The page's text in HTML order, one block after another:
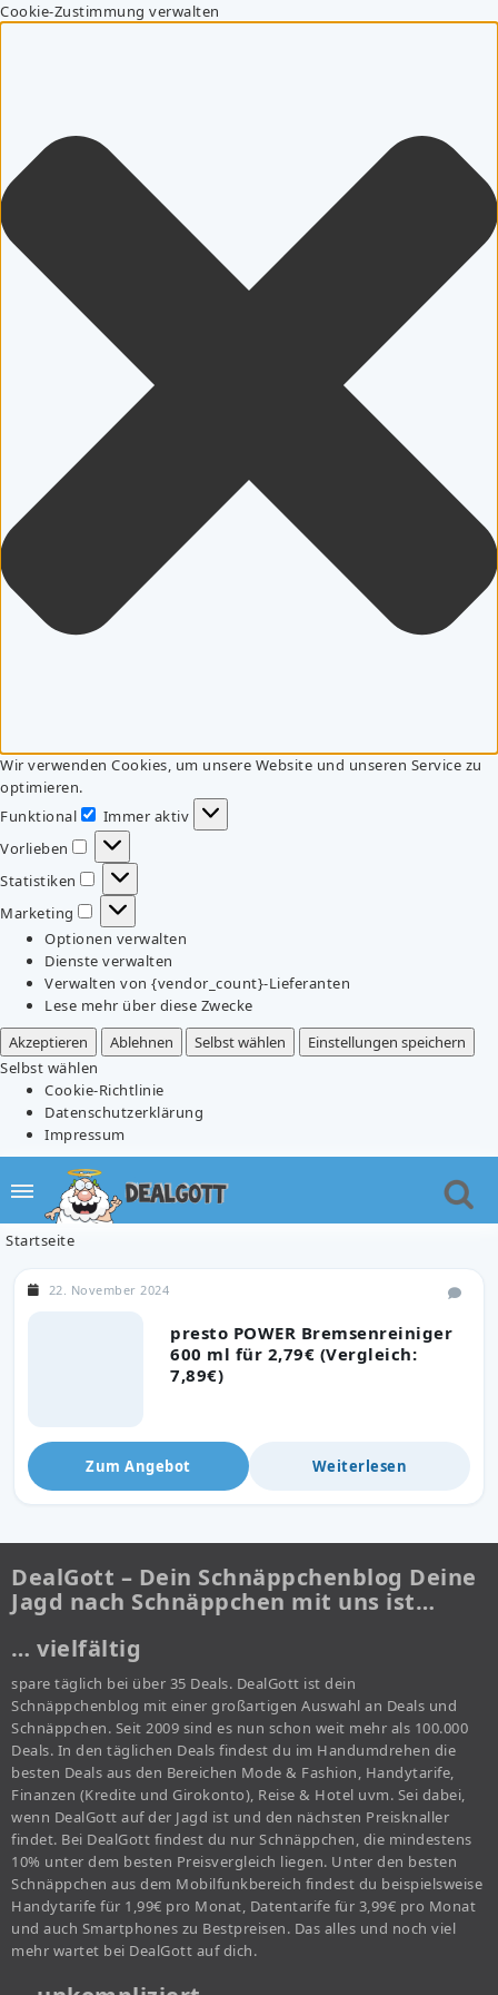
Cookie-Zustimmung verwalten
Wir verwenden Cookies, um unsere Website und unseren Service zu
optimieren.
Funktional
Funktional
Immer aktiv
Vorlieben
Vorlieben
Statistiken
Statistiken
Marketing
Marketing
Optionen verwalten
Dienste verwalten
Verwalten von {vendor_count}-Lieferanten
Lese mehr über diese Zwecke
Akzeptieren
Ablehnen Selbst wählen
Einstellungen speichern
Selbst wählen
Cookie-Richtlinie
Datenschutzerklärung
Impressum
Startseite
presto POWER Bremsenreiniger
600 ml für 2,79€ (Vergleich:
7,89€)
22. November 2024
Zum Angebot Weiterlesen
DealGott – Dein Schnäppchenblog Deine
Jagd nach Schnäppchen mit uns ist…
… vielfältig
spare täglich bei über 35 Deals. DealGott ist dein
Schnäppchenblog mit einer großartigen Auswahl an Deals und
Schnäppchen. Seit 2009 sind es nun schon weit mehr als 100.000
Deals. In den täglichen Deals findest du im Handumdrehen die
besten Deals aus den Bereichen Mode & Fashion, Handytarife,
Finanzen (Kredite und Girokonto), Reise & Hotel uvm. Sei dabei,
wenn DealGott auf der Jagd ist und den nächsten Preisknaller
findet. Bei DealGott findest du nur Schnäppchen, die mindestens
10% unter dem besten Preisvergleich liegen. Unter den besten
Schnäppchen aus dem Mobilfunkbereich findest du beispielsweise
Handytarife für 1,99€ pro Monat, Datentarife für 3,99€ pro Monat
und auch Smartphones zu Bestpreisen. Das alles und noch viel
mehr wartet bei DealGott auf dich.